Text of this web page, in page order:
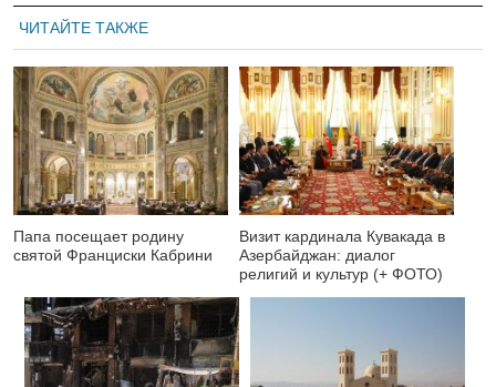
ЧИТАЙТЕ ТАКЖЕ
Папа посещает родину
святой Франциски Кабрини
Визит кардинала Кувакада в
Азербайджан: диалог
религий и культур (+ ФОТО)